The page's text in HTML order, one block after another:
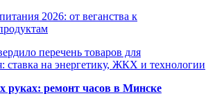
2026: от веганства к
перечень товаров для
ставка на энергетику, ЖКХ и технологии
руках: ремонт часов в Минске